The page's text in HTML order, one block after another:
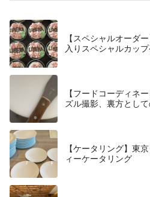
【スペシャルオーダ
入りスペシャルカッ
【フードコーディネ
ズル撮影、裏方とし
【ケータリング】東
ィーケータリング